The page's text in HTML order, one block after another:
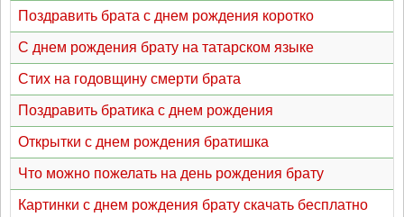
Поздравить брата с днем рождения коротко
С днем рождения брату на татарском языке
Стих на годовщину смерти брата
Поздравить братика с днем рождения
Открытки с днем рождения братишка
Что можно пожелать на день рождения брату
Картинки с днем рождения брату скачать бесплатно